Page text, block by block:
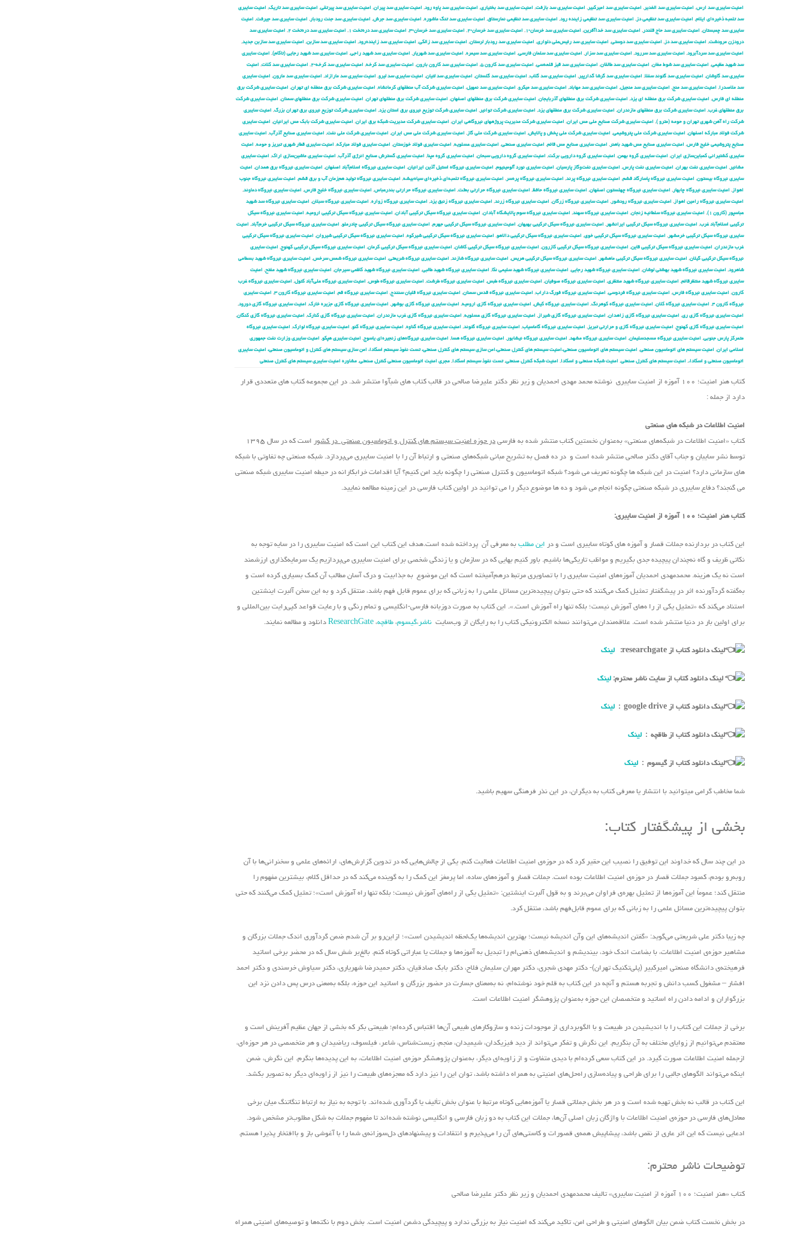
امنیت سایبری سد ارس, امنیت سایبری سد الغدیر , امنیت سایبری سد امیرکبیر , امنیت سایبری سد بازفت, امنیت سایبری سد بختیاری, امنیت سایبری سد پاوه رود, امنیت سایبری سد پیران, امنیت سایبری سد پیرتقی, امنیت سایبری سد تاریک, امنیت سایبری
سد تلمبه ذخیره‌ای ایلام, امنیت سایبری سد تنظیمی دز , امنیت سایبری سد تنظیمی زاینده رود, امنیت سایبری سد تنظیمی نمارستاق, امنیت سایبری سد تنگ ماشوره, امنیت سایبری سد جرش, امنیت سایبری سد جنت رودبار , امنیت سایبری سد جیرفت, امنیت
سایبری سد چمبستان, امنیت سایبری سد حاج قلندر , امنیت سایبری سد خداآفرین, امنیت سایبری سد خرسان-۱ , امنیت سایبری سد خرسان-۲ , امنیت سایبری سد خرسان-۳ , امنیت سایبری سد دره‌تخت ۱ , امنیت سایبری سد دره‌تخت ۲ , امنیت سایبری سد
درودزن مرودشت, امنیت سایبری سد دز , امنیت سایبری سد دوستی, امنیت سایبری سد رئیس‌علی دلواری, امنیت سایبری سد رودبار لرستان, امنیت سایبری سد زالکی, امنیت سایبری سد زاینده‌رود, امنیت سایبری سد سازبن, امنیت سایبری سد سازبن جدید,
امنیت سایبری سد سردآبرود, امنیت سایبری سد سررود, امنیت سایبری سد سزار , امنیت سایبری سد سلمان فارسی, امنیت سایبری سد سیمره, امنیت سایبری سد شهریار , امنیت سایبری سد شهید راجی, امنیت سایبری سد شهید رجایی (تاکام), امنیت سایبری
سد شهید عظیمی, امنیت سایبری سد شوط مغان, امنیت سایبری سد طالقان, امنیت سایبری سد قیز قلعه‌سی, امنیت سایبری سد کارون ۵ , امنیت سایبری سد کارون بارون, امنیت سایبری سد کرخه, امنیت سایبری سد کرخه-۲ , امنیت سایبری سد کلات, امنیت
سایبری سد گاوشان, امنیت سایبری سد گتوند سفلا, امنیت سایبری سد گرشا گدارپیر , امنیت سایبری سد گلاب, امنیت سایبری سد گلستان, امنیت سایبری سد لتیان, امنیت سایبری سد لیرو, امنیت سایبری سد مارازاد, امنیت سایبری سد مارون, امنیت سایبری
سد ملاصدرا, امنیت سایبری سد منج, امنیت سایبری سد منجیل, امنیت سایبری سد مهاباد, امنیت سایبری سد میکرو, امنیت سایبری سد نمهیل, امنیت سایبری شركت آب منطقهای كرمانشاه, امنیت سایبری شركت برق منطقه ای تهران, امنیت سایبری شركت برق
منطقه ای فارس, امنیت سایبری شركت برق منطقه ای یزد, امنیت سایبری شركت برق منطقهای آذربایجان, امنیت سایبری شركت برق منطقهای اصفهان, امنیت سایبری شركت برق منطقهای تهران, امنیت سایبری شركت برق منطقهای سمنان, امنیت سایبری شركت
برق منطقهای غرب, امنیت سایبری شركت برق منطقهای مازندران, امنیت سایبری شركت برق منطقهای یزد, امنیت سایبری شركت توانیر , امنیت سایبری شركت توزیع نیروی برق استان یزد, امنیت سایبری شركت توزیع نیروی برق تهران بزرگ, امنیت سایبری
شركت راه آهن شهری تهران و حومه (مترو ), امنیت سایبری شركت صنایع ملی مس ایران, امنیت سایبری شركت مدیریت پروژههای نیروگاهی ایران, امنیت سایبری شركت مدیریت شبكه برق ایران, امنیت سایبری شرکت بابک مس ایرانیان, امنیت سایبری
شرکت فولاد مبارکه اصفهان, امنیت سایبری شرکت ملی پتروشیمی, امنیت سایبری شرکت ملی پخش و پالایش, امنیت سایبری شرکت ملی گاز , امنیت سایبری شرکت ملی مس ایران, امنیت سایبری شرکت ملی نفت, امنیت سایبری صنایع آذرآب, امنیت سایبری
صنایع پتروشیمی خلیج فارس, امنیت سایبری صنایع مس شهید باهنر , امنیت سایبری صنایع مس قائم, امنیت سایبری صنعتی, امنیت سایبری عسلویه, امنیت سایبری فولاد خوزستان, امنیت سایبری فولاد مبارکه, امنیت سایبری قطار شهری تبریز و حومه, امنیت
سایبری کشتیرانی کمباین‌سازی ایران, امنیت سایبری گروه بهمن, امنیت سایبری گروه دارویی برکت, امنیت سایبری گروه دارویی سبحان, امنیت سایبری گروه مپنا, امنیت سایبری گسترش صنایع انرژی آذرآب, امنیت سایبری ماشین‌سازی اراک, امنیت سایبری
مشانیر , امنیت سایبری نفت بهران, امنیت سایبری نفت پارس, امنیت سایبری نفت‌وگاز پارسیان, امنیت سایبری نورد آلومینیوم, امنیت سایبری نیروگاه استیل آذین ایرانیان, امنیت سایبری نیروگاه اسلام‌آباد اصفهان, امنیت سایبری نیروگاه برق همدان, امنیت
سایبری نیروگاه بیستون, امنیت سایبری نیروگاه پاسارگاد قشم, امنیت سایبری نیروگاه پرند, امنیت سایبری نیروگاه پره‌سر , امنیت سایبری نیروگاه تلمبه‌ای ذخیره‌ای سیاه‌بیشه, امنیت سایبری نیروگاه تولید هم‌زمان آب و برق قشم, امنیت سایبری نیروگاه جنوب
اهواز , امنیت سایبری نیروگاه چابهار , امنیت سایبری نیروگاه چهلستون اصفهان, امنیت سایبری نیروگاه حافظ, امنیت سایبری نیروگاه حرارتی بعثت, امنیت سایبری نیروگاه حرارتی بندرعباس, امنیت سایبری نیروگاه خلیج فارس, امنیت سایبری نیروگاه دماوند,
امنیت سایبری نیروگاه رامین اهواز , امنیت سایبری نیروگاه رودشور , امنیت سایبری نیروگاه زرگان, امنیت سایبری نیروگاه زرند, امنیت سایبری نیروگاه زنبق یزد, امنیت سایبری نیروگاه زواره, امنیت سایبری نیروگاه سبلان, امنیت سایبری نیروگاه سد شهید
عباسپور (کارون ۱)
, امنیت سایبری نیروگاه سلطانیه زنجان, امنیت سایبری نیروگاه سهند, امنیت سایبری نیروگاه سوم پالایشگاه آبادان, امنیت سایبری نیروگاه سیکل ترکیبی آبادان, امنیت سایبری نیروگاه سیکل ترکیبی ارومیه, امنیت سایبری نیروگاه سیکل
ترکیبی اسلام‌آباد غرب, امنیت سایبری نیروگاه سیکل ترکیبی ایرانشهر , امنیت سایبری نیروگاه سیکل ترکیبی بهبهان, امنیت سایبری نیروگاه سیکل ترکیبی جهرم, امنیت سایبری نیروگاه سیکل ترکیبی چادرملو, امنیت سایبری نیروگاه سیکل ترکیبی خرم‌آباد, امنیت
سایبری نیروگاه سیکل ترکیبی خرمشهر , امنیت سایبری نیروگاه سیکل ترکیبی خوی, امنیت سایبری نیروگاه سیکل ترکیبی دالاهو, امنیت سایبری نیروگاه سیکل ترکیبی شیرکوه, امنیت سایبری نیروگاه سیکل ترکیبی شیروان, امنیت سایبری نیروگاه سیکل ترکیبی
غرب مازندران, امنیت سایبری نیروگاه سیکل ترکیبی قاین, امنیت سایبری نیروگاه سیکل ترکیبی کازرون, امنیت سایبری نیروگاه سیکل ترکیبی کاشان, امنیت سایبری نیروگاه سیکل ترکیبی کرمان, امنیت سایبری نیروگاه سیکل ترکیبی کهنوج, امنیت سایبری
نیروگاه سیکل ترکیبی گیلان, امنیت سایبری نیروگاه سیکل ترکیبی ماهشهر , امنیت سایبری نیروگاه سیکل ترکیبی هریس, امنیت سایبری نیروگاه شازند, امنیت سایبری نیروگاه شریعتی, امنیت سایبری نیروگاه شمس سرخس, امنیت سایبری نیروگاه شهید بسطامی
شاهرود, امنیت سایبری نیروگاه شهید بهشتی لوشان, امنیت سایبری نیروگاه شهید رجایی, امنیت سایبری نیروگاه شهید سلیمی نکا, امنیت سایبری نیروگاه شهید طالبی, امنیت سایبری نیروگاه شهید کاظمی سیرجان, امنیت سایبری نیروگاه شهید مفتح, امنیت
سایبری نیروگاه شهید منتظرقائم, امنیت سایبری نیروگاه شهید منتظری, امنیت سایبری نیروگاه صوفیان, امنیت سایبری نیروگاه طبس, امنیت سایبری نیروگاه طرشت, امنیت سایبری نیروگاه طوس, امنیت سایبری نیروگاه علی‌آباد کتول, امنیت سایبری نیروگاه غرب
کارون, امنیت سایبری نیروگاه فارس, امنیت سایبری نیروگاه فردوسی, امنیت سایبری نیروگاه فورگ داراب, امنیت سایبری نیروگاه قدس سمنان, امنیت سایبری نیروگاه قلیان سنندج, امنیت سایبری نیروگاه قم, امنیت سایبری نیروگاه کارون ۳ , امنیت سایبری
نیروگاه کارون ۴
, امنیت سایبری نیروگاه کلان, امنیت سایبری نیروگاه کوهرنگ, امنیت سایبری نیروگاه کیش, امنیت سایبری نیروگاه گازی ارومیه, امنیت سایبری نیروگاه گازی بوشهر , امنیت سایبری نیروگاه گازی جزیره خارک, امنیت سایبری نیروگاه گازی دورود,
امنیت سایبری نیروگاه گازی ری, امنیت سایبری نیروگاه گازی زاهدان, امنیت سایبری نیروگاه گازی شیراز , امنیت سایبری نیروگاه گازی عسلویه, امنیت سایبری نیروگاه گازی غرب مازندران, امنیت سایبری نیروگاه گازی کنارک, امنیت سایبری نیروگاه گازی کنگان,
امنیت سایبری نیروگاه گازی کهنوج, امنیت سایبری نیروگاه گازی و حرارتی تبریز , امنیت سایبری نیروگاه گاماسیاب, امنیت سایبری نیروگاه گتوند, امنیت سایبری نیروگاه گناوه, امنیت سایبری نیروگاه گنو, امنیت سایبری نیروگاه لوارک, امنیت سایبری نیروگاه
متمرکز پارس جنوبی, امنیت سایبری نیروگاه مسجدسلیمان, امنیت سایبری نیروگاه مشهد, امنیت سایبری نیروگاه نیشابور , امنیت سایبری نیروگاه هسا, امنیت سایبری نیروگاه‌های زنجیره‌ای یاسوج, امنیت سایبری هپکو, امنیت سایبری وزارت نفت جمهوری
اسلامی ایران, امنیت سیستم های اتوماسیون صنعتی, امنیت سیستم های اتوماسیون صنعتی،امنیت سیستم های کنترل صنعتی،امن سازی سیستم های کنترل صنعتی، تست نفوذ سیستم اسکادا، امن سازی سیستم های کنترل و اتوماسیون صنعتی، امنیت سایبری
اتوماسیون صنعتی و اسکادا،, امنیت سیستم های کنترل صنعتی, امنیت شبکه صنعتی و اسکادا, امنیت شبکه کنترل صنعتی,تست نفوذ سیستم اسکادا, مجری امنیت اتوماسیون صنعتی کنترل صنعتی, مشاوره امنیت سایبری سیستم های کنترل صنعتی
کتاب هنر امنیت؛ ۱۰۰ آموزه از امنیت سایبری نوشته محمد مهدی احمدیان و زیر نظر دکتر علیرضا صالحی در قالب کتاب های شبآوا منتشر شد. در این مجموعه کتاب های متعددی قرار
دارد از جمله :
امنیت اطلاعات در شبکه های صنعتی
کتاب «امنیت اطلاعات در شبکه‌های صنعتی» به‌عنوان نخستین کتاب منتشر شده به فارسی در حوزه امنیت سیستم های کنترل و اتوماسیون صنعتی در کشور
است که در سال ۱۳۹۵
توسط نشر سایبان و جناب آقای دکتر صالحی منتشر شده است و در ده فصل به تشریح مبانی شبکه‌های صنعتی و ارتباط آن را با امنیت سایبری می‌پردازد. شبکه صنعتی چه تفاوتی با شبکه
های سازمانی دارد؟ امنیت در این شبکه ها چگونه تعریف می شود؟ شبکه اتوماسیون و کنترل صنعتی را چگونه باید امن کنیم؟ آیا اقدامات خرابکارانه در حیطه امنیت سایبری شبکه صنعتی
می گنجند؟ دفاع سایبری در شبکه صنعتی چگونه انجام می شود و ده ها موضوع دیگر را می توانید در اولین کتاب فارسی در این زمینه مطالعه نمایید.
کتاب هنر امنیت؛ ۱۰۰ آموزه از امنیت سایبری:
این کتاب در بردارنده جملات قصار و آموزه های کوتاه سایبری است و در این مطلب به معرفی آن پرداخته شده است.هدف این کتاب این است که امنیت سایبری را در سایه توجه به
نکاتی ظریف و گاه نه‌چندان پیچیده جدی بگیریم و مواظب تاریکی‌ها باشیم. باور کنیم بهایی که در سازمان و یا زندگی شخصی برای امنیت سایبری می‌پردازیم یک سرمایه‌گذاری ارزشمند
است نه یک هزینه. محمدمهدی احمدیان آموزه‌های امنیت سایبری را با تصاویری مرتبط درهم‌آمیخته است که این موضوع به جذابیت و درک آسان مطالب آن کمک بسیاری کرده است و
به‌گفته گردآورنده اثر در پیشگفتار تمثیل کمک می‌کنند که حتی بتوان پیچیده‌ترین مسائل علمی را به زبانی که برای عموم قابل فهم باشد، منتقل کرد و به این سخن آلبرت اینشتین
استناد می‌کند که «تمثیل یکی از را ه‌های آموزش نیست؛ بلکه تنها راه آموزش است.». این کتاب به صورت دوزبانه فارسی-انگلیسی و تمام رنگی و با رعایت قواعد کپی‌رایت بین‌المللی و
برای اولین بار در دنیا منتشر شده است. علاقه‌مندان می‌توانند نسخه الکترونیکی کتاب را به رایگان از وب‌سایت ناشر،گیسوم، طاقچه، ResearchGate دانلود و مطالعه نمایند.
لینک دانلود کتاب از researchgate: لینک
لینک دانلود کتاب از سایت ناشر محترم: لینک
لینک دانلود کتاب از google drive : لینک
لینک دانلود کتاب از طاقچه : لینک
لینک دانلود کتاب از گیسوم : لینک
شما مخاطب گرامی میتوانید با انتشار یا معرفی کتاب به دیگران، در این نذر فرهنگی سهیم باشید.
بخشی از پیشگفتار کتاب:
در این چند سال که خداوند این توفیق را نصیب این حقیر کرد که در حوزه‌ی امنیت اطلاعات فعالیت کنم، یکی از چالش‌هایی که در تدوین گزارش‌های، ارائه‌های علمی و سخنرانی‌ها با آن
روبه‌رو بودم، کمبود جملات قصار در حوزه‌ی امنیت اطلاعات بوده است. جملات قصار و آموزه‌های ساده، اما پرمغز این کمک را به گوینده‌ می‌کند که در حداقل کلام، بیشترین مفهوم را
منتقل کند؛ عموماً این آموزه‌ها از تمثیل بهره‌ی فراوان‌ می‌برند و به قول آلبرت اینشتین: «تمثیل یکی از راه‌های آموزش نیست؛ بلکه تنها راه آموزش است»؛ تمثیل کمک می‌کنند که حتی
بتوان پیچیده‌ترین مسائل علمی را به زبانی که برای عموم قابل‌فهم باشد، منتقل کرد.
چه زیبا دکتر علی شریعتی ‌می‌گوید: «گفتن اندیشه‌های این ‌وآن اندیشه نیست؛ بهترین اندیشه‌ها یک‌لحظه اندیشیدن است»؛ ازاین‌رو بر آن شدم ضمن گردآوری اندک جملات بزرگان و
مشاهیر حوزه‌ی امنیت اطلاعات، با بضاعت اندک خود، بیندیشم و اندیشه‌های ذهنی‌ام را تبدیل به آموزه‌ها و جملات یا عباراتی کوتاه کنم. بالغ‌بر شش سال که در محضر برخی اساتید
فرهیخته‌ی دانشگاه صنعتی امیرکبیر (پلی‌تکنیک تهران)- دکتر مهدی شجری، دکتر مهران سلیمان فلاح، دکتر بابک صادقیان، دکتر حمیدرضا شهریاری، دکتر سیاوش خرسندی و دکتر احمد
افشار – مشغول کسب دانش و تجربه هستم و آنچه در این کتاب به قلم خود نوشته‌ام، نه به‌معنای جسارت در حضور بزرگان و اساتید این حوزه، بلکه به‌معنی درس پس دادن نزد این
بزرگواران و ادامه دادن راه اساتید و متخصصان این حوزه به‌عنوان پژوهشگر امنیت اطلاعات است.
برخی از جملات این کتاب را با اندیشیدن در طبیعت و با الگوبرداری از موجودات زنده و سازوکارهای طبیعی آن‌ها اقتباس کرده‌ام؛ طبیعتی بکر که بخشی از جهان عظیم آفرینش است و
معتقدم می‌توانیم از زوایای مختلف به آن بنگریم. این نگرش و تفکر می‌تواند از دید فیزیکدان، شیمیدان، منجم، زیست‌شناس، شاعر، فیلسوف، ریاضیدان و هر متخصصی در هر حوزه‌ای،
ازجمله امنیت اطلاعات صورت گیرد. در این کتاب سعی کرده‌ام با دیدی متفاوت و از زاویه‌ای دیگر، به‌عنوان پژوهشگر حوزه‌ی امنیت اطلاعات، به این پدیده‌ها بنگرم. این نگرش، ضمن
اینکه می‌تواند الگوهای جالبی را برای طراحی و پیاده‌سازی راه‌حل‌های امنیتی به همراه داشته باشد، توان این را نیز دارد که معجزه‌های طبیعت را نیز از زاویه‌ای دیگر به تصویر بکشد.
این کتاب در قالب نه بخش تهیه ‌شده است و در هر بخش جملاتی قصار یا آموزه‌هایی کوتاه مرتبط با عنوان بخش تألیف یا گردآوری شده‌اند. با توجه به نیاز به ارتباط تنگاتنگ میان برخی
معادل‌های فارسی در حوزه‌ی امنیت اطلاعات با واژگان زبان اصلی آن‌ها، جملات این کتاب به دو زبان فارسی و انگلیسی نوشته شده‌اند تا مفهوم جملات به شکل مطلوب‌تر مشخص شود.
ادعایی نیست که این اثر عاری از نقص باشد، پیشاپیش همه‌ی قصورات و کاستی‌های آن را می‌پذیرم و انتقادات و پیشنهاد‌های د‌ل‌سوزانه‌ی شما را با آغوشی باز و باافتخار پذیرا هستم.
توضیحات ناشر محترم:
کتاب «هنر امنیت؛ ۱۰۰ آموزه از امنیت سایبری» تالیف محمدمهدی احمدیان و زیر نظر دکتر علیرضا صالحی
در بخش نخست کتاب ضمن بیان الگوهای امنیتی و طراحی امن، تاکید می‌کند که امنیت نیاز به بزرگی ندارد و پیچیدگی دشمن امنیت است. بخش دوم با نکته‌ها و توصیه‌های امنیتی همراه